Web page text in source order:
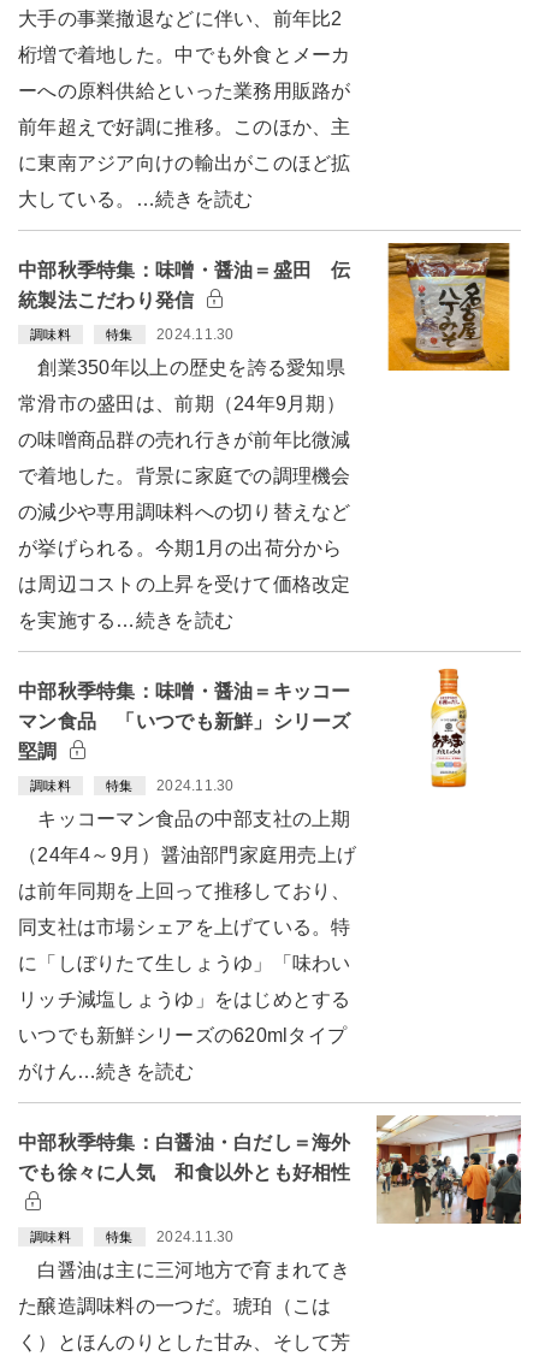
大手の事業撤退などに伴い、前年比2
桁増で着地した。中でも外食とメーカ
ーへの原料供給といった業務用販路が
前年超えで好調に推移。このほか、主
に東南アジア向けの輸出がこのほど拡
大している。…続きを読む
中部秋季特集：味噌・醤油＝盛田 伝
統製法こだわり発信
調味料 特集 2024.11.30
創業350年以上の歴史を誇る愛知県
常滑市の盛田は、前期（24年9月期）
の味噌商品群の売れ行きが前年比微減
で着地した。背景に家庭での調理機会
の減少や専用調味料への切り替えなど
が挙げられる。今期1月の出荷分から
は周辺コストの上昇を受けて価格改定
を実施する…続きを読む
中部秋季特集：味噌・醤油＝キッコー
マン食品 「いつでも新鮮」シリーズ
堅調
調味料 特集 2024.11.30
キッコーマン食品の中部支社の上期
（24年4～9月）醤油部門家庭用売上げ
は前年同期を上回って推移しており、
同支社は市場シェアを上げている。特
に「しぼりたて生しょうゆ」「味わい
リッチ減塩しょうゆ」をはじめとする
いつでも新鮮シリーズの620mlタイプ
がけん…続きを読む
中部秋季特集：白醤油・白だし＝海外
でも徐々に人気 和食以外とも好相性
調味料 特集 2024.11.30
白醤油は主に三河地方で育まれてき
た醸造調味料の一つだ。琥珀（こは
く）とほんのりとした甘み、そして芳